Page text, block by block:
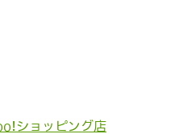
ショッピング店